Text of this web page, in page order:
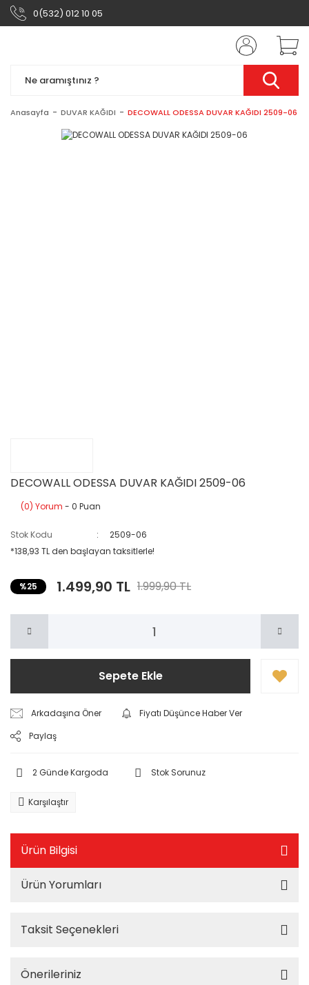
0(532) 012 10 05
Anasayfa DUVAR KAĞIDI DECOWALL ODESSA DUVAR KAĞIDI 2509-06
DECOWALL ODESSA DUVAR KAĞIDI 2509-06
(0) Yorum - 0 Puan
Stok Kodu
2509-06
*138,93 TL den başlayan taksitlerle!
%25 1.499,90 TL 1.999,90 TL
Sepete Ekle
Arkadaşına Öner
Fiyatı Düşünce Haber Ver
Paylaş
2 Günde Kargoda Stok Sorunuz
Karşılaştır
Ürün Bilgisi
Ürün Yorumları
Taksit Seçenekleri
Önerileriniz